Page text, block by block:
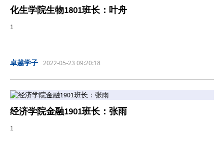
化生学院生物1801班长：叶舟
1
卓越学子 2022-05-23 09:20:18
经济学院金融1901班长：张雨
1